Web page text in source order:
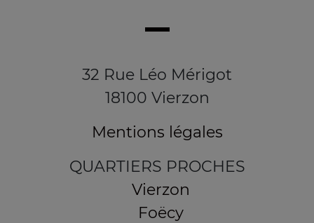
32 Rue Léo Mérigot
18100 Vierzon
Mentions légales
QUARTIERS PROCHES
Vierzon
Foëcy